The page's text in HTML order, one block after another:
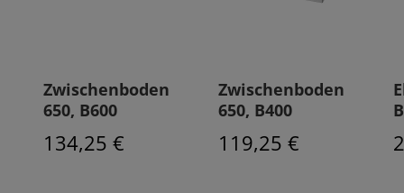
Zwischenboden
650, B600
134,25 €
Zwischenboden
650, B400
119,25 €